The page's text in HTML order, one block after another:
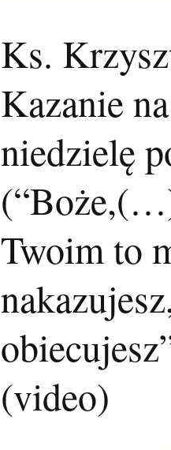
Ks.
Kazanie
niedzielę
Twoim to
(video)